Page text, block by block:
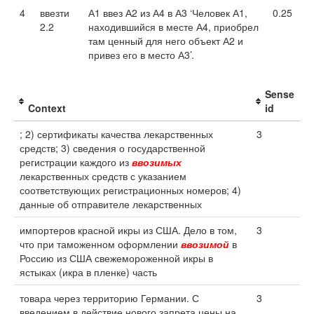
4
ввезти
2.2
А1 ввез А2 из А4 в А3 ‘Человек А1,
находившийся в месте А4, приобрел
там ценный для него объект А2 и
привез его в место А3’.
0.25
Context
Sense
id
; 2) сертификаты качества лекарственных
средств; 3) сведения о государственной
регистрации каждого из ввозимых
лекарственных средств с указанием
соответствующих регистрационных номеров; 4)
данные об отправителе лекарственных
3
импортеров красной икры из США. Дело в том,
что при таможенном оформлении ввозимой в
Россию из США свежемороженной икры в
ястыках (икра в пленке) часть
3
товара через территорию Германии. С
3